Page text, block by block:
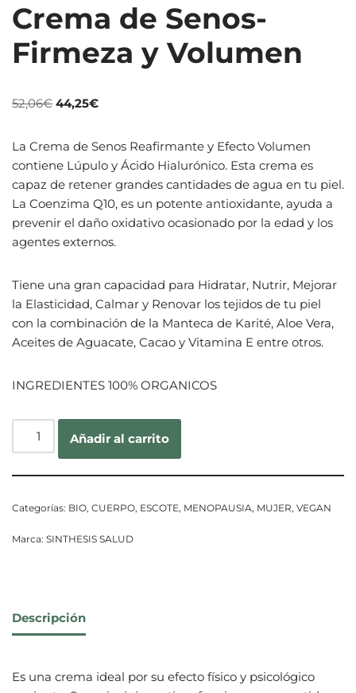
Crema de Senos-
Firmeza y Volumen
52,06€ 44,25€
La Crema de Senos Reafirmante y Efecto Volumen
contiene Lúpulo y Ácido Hialurónico. Esta crema es
capaz de retener grandes cantidades de agua en tu piel.
La Coenzima Q10, es un potente antioxidante, ayuda a
prevenir el daño oxidativo ocasionado por la edad y los
agentes externos.
Tiene una gran capacidad para Hidratar, Nutrir, Mejorar
la Elasticidad, Calmar y Renovar los tejidos de tu piel
con la combinación de la Manteca de Karité, Aloe Vera,
Aceites de Aguacate, Cacao y Vitamina E entre otros.
INGREDIENTES 100% ORGANICOS
Añadir al carrito
Categorías: BIO, CUERPO, ESCOTE, MENOPAUSIA, MUJER, VEGAN
Marca: SINTHESIS SALUD
Descripción
Es una crema ideal por su efecto físico y psicológico